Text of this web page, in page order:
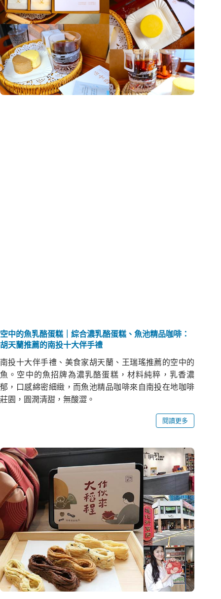
空中的魚乳酪蛋糕｜綜合濃乳酪蛋糕、魚池精品咖啡：
胡天蘭推薦的南投十大伴手禮
南投十大伴手禮、美食家胡天蘭、王瑞瑤推薦的空中的
魚。空中的魚招牌為濃乳酪蛋糕，材料純粹，乳香濃
郁，口感綿密細緻，而魚池精品咖啡來自南投在地咖啡
莊園，圓潤清甜，無酸澀。
閱讀更多